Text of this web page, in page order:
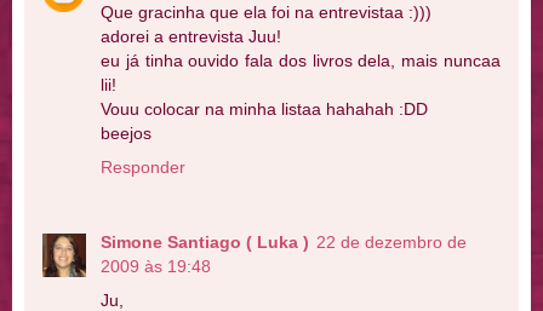
Que gracinha que ela foi na entrevistaa :)))
adorei a entrevista Juu!
eu já tinha ouvido fala dos livros dela, mais nuncaa
lii!
Vouu colocar na minha listaa hahahah :DD
beejos
Responder
Simone Santiago ( Luka ) 22 de dezembro de
2009 às 19:48
Ju,